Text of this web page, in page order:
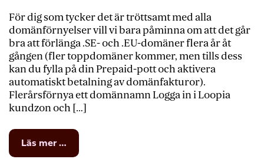
För dig som tycker det är tröttsamt med alla
domänförnyelser vill vi bara påminna om att det går
bra att förlänga .SE- och .EU-domäner flera år åt
gången (fler toppdomäner kommer, men tills dess
kan du fylla på din Prepaid-pott och aktivera
automatiskt betalning av domänfakturor).
Flerårsförnya ett domännamn Logga in i Loopia
kundzon och […]
Läs mer …
Förnya